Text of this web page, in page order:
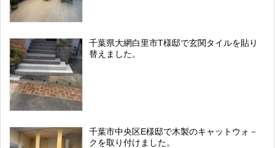
千葉県大網白里市T様邸で玄関タイルを貼り
替えました。
千葉市中央区E様邸で木製のキャットウォ－
クを取り付けました。